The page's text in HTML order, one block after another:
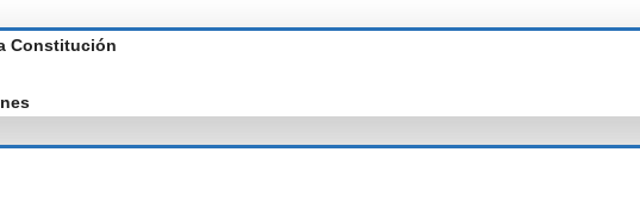
Constitución